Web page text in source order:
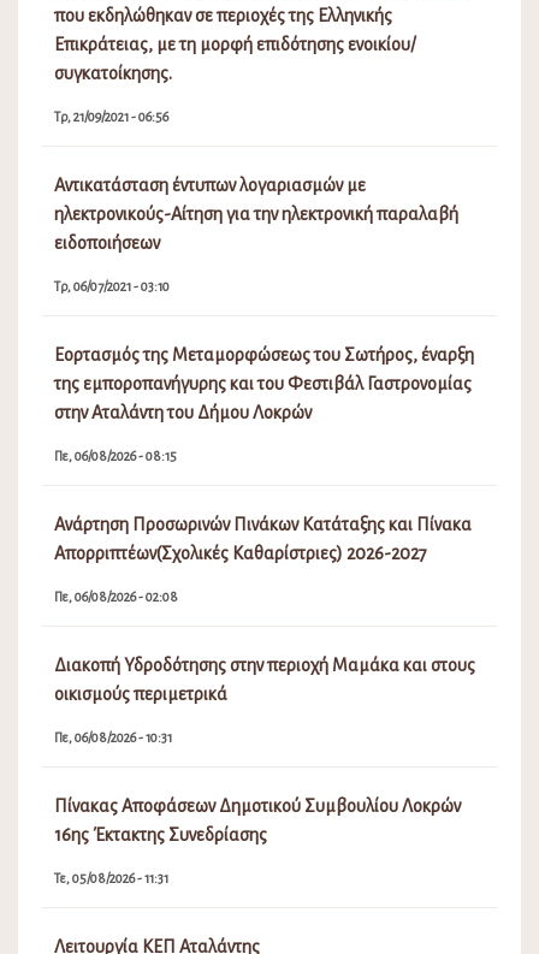
που εκδηλώθηκαν σε περιοχές της Ελληνικής
Επικράτειας, με τη μορφή επιδότησης ενοικίου/
συγκατοίκησης.
Τρ, 21/09/2021 - 06:56
Αντικατάσταση έντυπων λογαριασμών με
ηλεκτρονικούς-Αίτηση για την ηλεκτρονική παραλαβή
ειδοποιήσεων
Τρ, 06/07/2021 - 03:10
Εορτασμός της Μεταμορφώσεως του Σωτήρος, έναρξη
της εμποροπανήγυρης και του Φεστιβάλ Γαστρονομίας
στην Αταλάντη του Δήμου Λοκρών
Πε, 06/08/2026 - 08:15
Ανάρτηση Προσωρινών Πινάκων Κατάταξης και Πίνακα
Απορριπτέων(Σχολικές Καθαρίστριες) 2026-2027
Πε, 06/08/2026 - 02:08
Διακοπή Υδροδότησης στην περιοχή Μαμάκα και στους
οικισμούς περιμετρικά
Πε, 06/08/2026 - 10:31
Πίνακας Αποφάσεων Δημοτικού Συμβουλίου Λοκρών
16ης Έκτακτης Συνεδρίασης
Τε, 05/08/2026 - 11:31
Λειτουργία ΚΕΠ Αταλάντης